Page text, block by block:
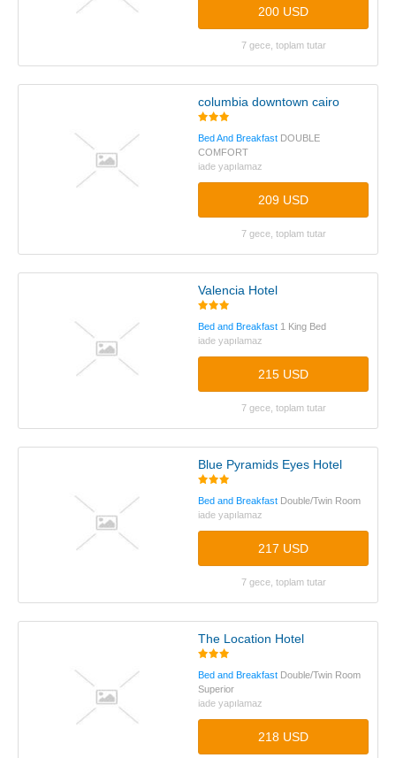
200 USD
7 gece, toplam tutar
columbia downtown cairo
Bed And Breakfast DOUBLE
COMFORT
iade yapılamaz
209 USD
7 gece, toplam tutar
Valencia Hotel
Bed and Breakfast 1 King Bed
iade yapılamaz
215 USD
7 gece, toplam tutar
Blue Pyramids Eyes Hotel
Bed and Breakfast Double/Twin Room
iade yapılamaz
217 USD
7 gece, toplam tutar
The Location Hotel
Bed and Breakfast Double/Twin Room
Superior
iade yapılamaz
218 USD